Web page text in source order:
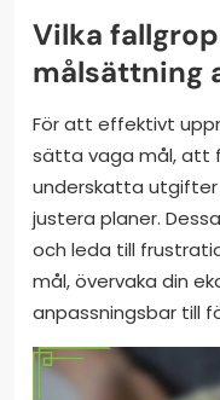
Vilka
målsättning
För att effektivt
sätta vaga mål, att
underskatta
justera planer.
och leda till
mål, övervaka din
anpassningsbar till